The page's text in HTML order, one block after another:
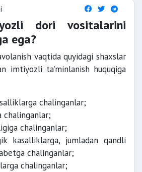
dori vositalarini
ega?
vaqtida quyidagi shaxslar
imtiyozli ta’minlanish huquqiga
chalinganlar;
chalinganlar;
chalinganlar;
kasalliklarga, jumladan qandli
chalinganlar;
chalinganlar;